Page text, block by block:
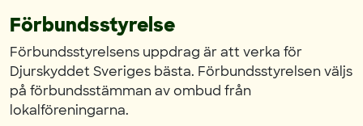
Förbundsstyrelse
Förbundsstyrelsens uppdrag är att verka för
Djurskyddet Sveriges bästa. Förbundsstyrelsen väljs
på förbundsstämman av ombud från
lokalföreningarna.